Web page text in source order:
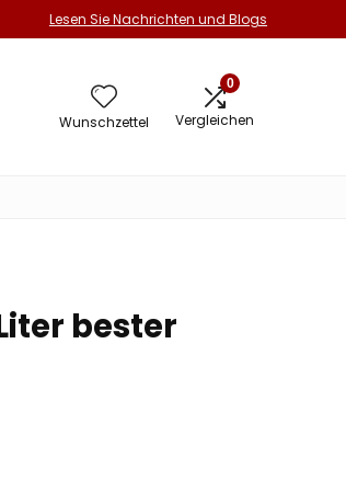
Lesen Sie Nachrichten und Blogs
Wunschzettel
0
Vergleichen
bester